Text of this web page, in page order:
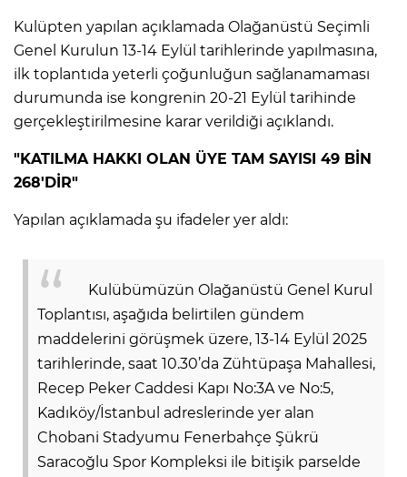
Kulüpten yapılan açıklamada Olağanüstü Seçimli
Genel Kurulun 13-14 Eylül tarihlerinde yapılmasına,
ilk toplantıda yeterli çoğunluğun sağlanamaması
durumunda ise kongrenin 20-21 Eylül tarihinde
gerçekleştirilmesine karar verildiği açıklandı.
"KATILMA HAKKI OLAN ÜYE TAM SAYISI 49 BİN
268'DİR"
Yapılan açıklamada şu ifadeler yer aldı:
Kulübümüzün Olağanüstü Genel Kurul
Toplantısı, aşağıda belirtilen gündem
maddelerini görüşmek üzere, 13-14 Eylül 2025
tarihlerinde, saat 10.30’da Zühtüpaşa Mahallesi,
Recep Peker Caddesi Kapı No:3A ve No:5,
Kadıköy/İstanbul adreslerinde yer alan
Chobani Stadyumu Fenerbahçe Şükrü
Saracoğlu Spor Kompleksi ile bitişik parselde